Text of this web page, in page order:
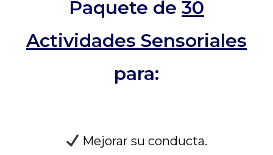
Paquete de 30
Actividades Sensoriales
para:
Mejorar su conducta.